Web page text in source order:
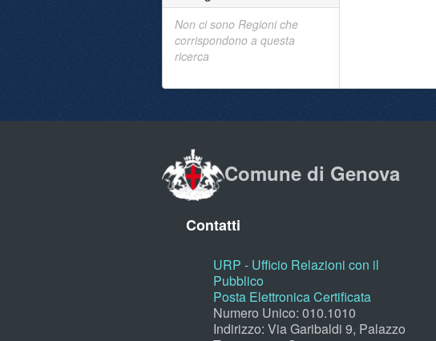
Non ci sono Regioni che
corrispondono a questa
ricerca
Comune di Genova
Contatti
URP - Ufficio Relazioni con il
Pubblico
Posta Elettronica Certificata
Numero Unico: 010.1010
Indirizzo: Via Garibaldi 9, Palazzo